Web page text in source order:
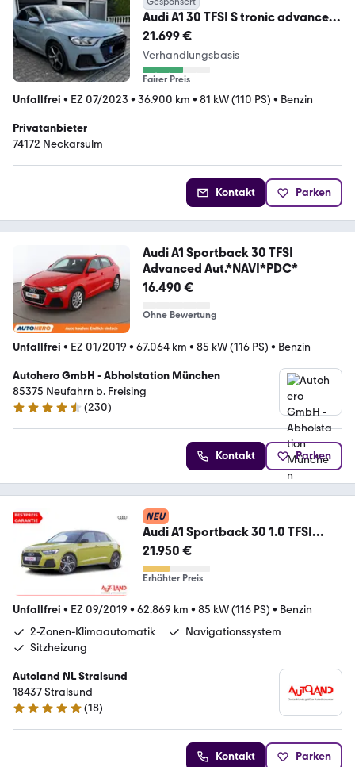
Audi A1 30 TFSI S tronic advanced
Sportback advanced
21.699 €
Verhandlungsbasis
Fairer Preis
Unfallfrei • EZ 07/2023 • 36.900 km • 81 kW (110 PS) • Benzin
Privatanbieter
74172 Neckarsulm
Kontakt Parken
Audi A1 Sportback 30 TFSI
Advanced Aut.*NAVI*PDC*
16.490 €
Ohne Bewertung
Unfallfrei • EZ 01/2019 • 67.064 km • 85 kW (116 PS) • Benzin
Autohero GmbH - Abholstation München
85375 Neufahrn b. Freising
4.4 Sterne
(230)
Kontakt Parken
NEU
Audi A1 Sportback 30 1.0 TFSI
advanced LED ACC Navi
21.950 €
Erhöhter Preis
Unfallfrei • EZ 09/2019 • 62.869 km • 85 kW (116 PS) • Benzin
2-Zonen-Klimaautomatik
Navigationssystem
Sitzheizung
Autoland NL Stralsund
18437 Stralsund
4.9 Sterne
(18)
Kontakt Parken